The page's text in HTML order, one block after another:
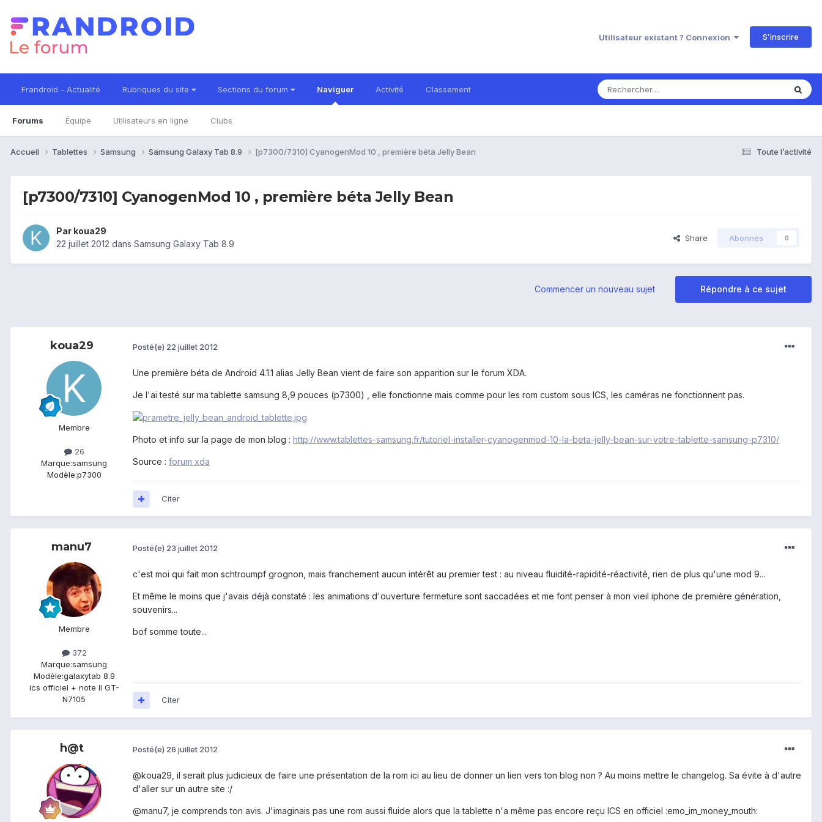
Utilisateur existant ? Connexion S’inscrire
Frandroid - Actualité Rubriques du site Sections du forum Naviguer
Forums Équipe Utilisateurs en ligne Clubs
Activité Classement
Toute l’activité
Accueil Tablettes Samsung Samsung Galaxy Tab 8.9 [p7300/7310] CyanogenMod 10 , première béta Jelly Bean
[p7300/7310] CyanogenMod 10 , première béta Jelly Bean
Par koua29
22 juillet 2012 dans Samsung Galaxy Tab 8.9
Share Abonnés 0
Répondre à ce sujet
Commencer un nouveau sujet
koua29
Membre
26
Marque:samsung
Modèle:p7300
Posté(e) 22 juillet 2012
Une première béta de Android 4.1.1 alias Jelly Bean vient de faire son apparition sur le forum XDA.
Je l'ai testé sur ma tablette samsung 8,9 pouces (p7300) , elle fonctionne mais comme pour les rom custom sous ICS, les caméras ne fonctionnent pas.
Photo et info sur la page de mon blog : http://www.tablettes-samsung.fr/tutoriel-installer-cyanogenmod-10-la-beta-jelly-bean-sur-votre-tablette-samsung-p7310/
Source : forum xda
Citer
manu7
Membre
372
Marque:samsung
Modèle:galaxytab 8.9
ics officiel + note II GT-
N7105
Posté(e) 23 juillet 2012
c'est moi qui fait mon schtroumpf grognon, mais franchement aucun intérêt au premier test : au niveau fluidité-rapidité-réactivité, rien de plus qu'une mod 9...
Et même le moins que j'avais déjà constaté : les animations d'ouverture fermeture sont saccadées et me font penser à mon vieil iphone de première génération,
souvenirs...
bof somme toute...
Citer
h@t Posté(e) 26 juillet 2012
@koua29, il serait plus judicieux de faire une présentation de la rom ici au lieu de donner un lien vers ton blog non ? Au moins mettre le changelog. Sa évite à d'autre
d'aller sur un autre site :/
@manu7, je comprends ton avis. J'imaginais pas une rom aussi fluide alors que la tablette n'a même pas encore reçu ICS en officiel :emo_im_money_mouth: